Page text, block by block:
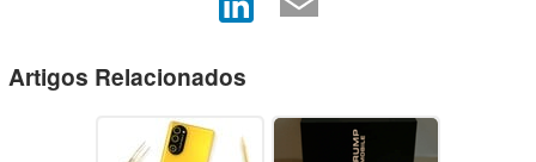
Artigos Relacionados